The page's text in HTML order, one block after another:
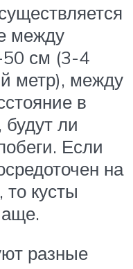
между
50 см (3-4
метр), между
в
будут ли
Если
на
кусты
разные